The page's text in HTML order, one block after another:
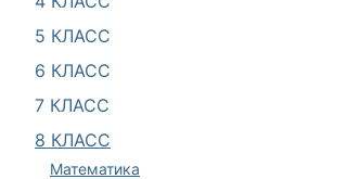
5 КЛАСС
6 КЛАСС
7 КЛАСС
8 КЛАСС
Математика